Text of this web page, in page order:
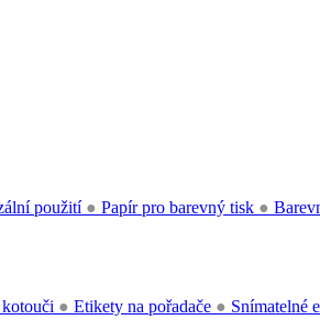
použití ● Papír pro barevný tisk ●
● Etikety na pořadače ● Snímatelné